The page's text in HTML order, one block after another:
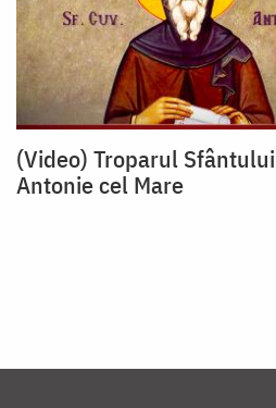
(Video) Troparul
Antonie cel Mare